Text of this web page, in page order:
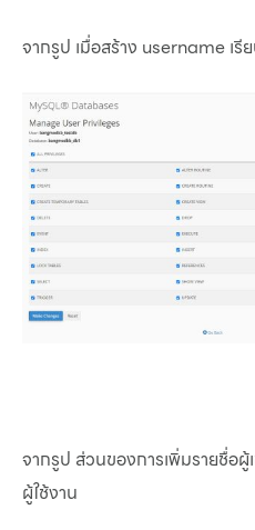
จากรูป เมื่อสร้าง username เรี
จากรูป ส่วนของการเพิ่มรายชื่อ
ผู้ใช้งาน